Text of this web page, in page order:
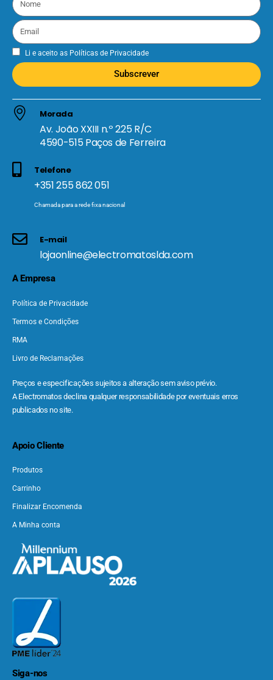
Li e aceito as Políticas de Privacidade
Subscrever
Morada
Av. João XXIII n.º 225 R/C
4590-515 Paços de Ferreira
Telefone
+351 255 862 051
Chamada para a rede fixa nacional
E-mail
lojaonline@electromatoslda.com
A Empresa
Política de Privacidade
Termos e Condições
RMA
Livro de Reclamações
Preços e especificações sujeitos a alteração sem aviso prévio.
A Electromatos declina qualquer responsabilidade por eventuais erros
publicados no site.
Apoio Cliente
Produtos
Carrinho
Finalizar Encomenda
A Minha conta
Siga-nos